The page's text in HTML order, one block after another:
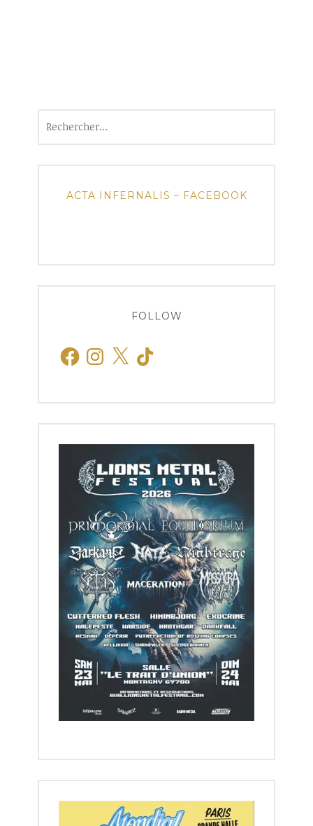
ACTA INFERNALIS – FACEBOOK
FOLLOW
FacebookInstagram
X TikTok